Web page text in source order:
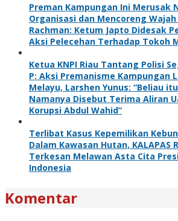
Preman Kampungan Ini Merusak
Organisasi dan Mencoreng
Rachman: Ketum Japto Didesak
Aksi Pelecehan Terhadap Tokoh
Ketua KNPI Riau Tantang Polisi
P: Aksi Premanisme Kampungan
Melayu, Larshen Yunus: “Beliau
Namanya Disebut Terima Aliran
Korupsi Abdul Wahid”
Terlibat Kasus Kepemilikan
Dalam Kawasan Hutan, KALAPAS
Terkesan Melawan Asta Cita
Indonesia
Komentar